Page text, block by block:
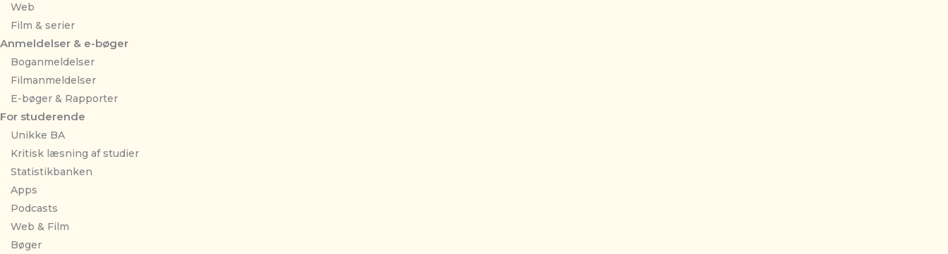
Web
Film & serier
Anmeldelser & e-bøger
Boganmeldelser
Filmanmeldelser
E-bøger & Rapporter
For studerende
Unikke BA
Kritisk læsning af studier
Statistikbanken
Apps
Podcasts
Web & Film
Bøger